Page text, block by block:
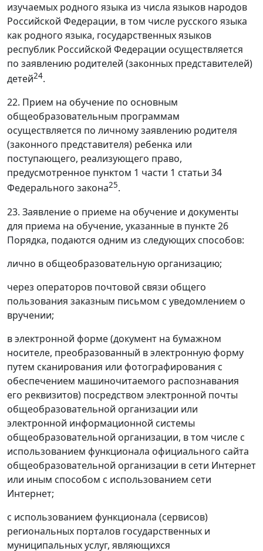
изучаемых родного языка из числа языков народов
Российской Федерации, в том числе русского языка
как родного языка, государственных языков
республик Российской Федерации осуществляется
по заявлению родителей (законных представителей)
детей24.
22. Прием на обучение по основным
общеобразовательным программам
осуществляется по личному заявлению родителя
(законного представителя) ребенка или
поступающего, реализующего право,
предусмотренное пунктом 1 части 1 статьи 34
Федерального закона25.
23. Заявление о приеме на обучение и документы
для приема на обучение, указанные в пункте 26
Порядка, подаются одним из следующих способов:
лично в общеобразовательную организацию;
через операторов почтовой связи общего
пользования заказным письмом с уведомлением о
вручении;
в электронной форме (документ на бумажном
носителе, преобразованный в электронную форму
путем сканирования или фотографирования с
обеспечением машиночитаемого распознавания
его реквизитов) посредством электронной почты
общеобразовательной организации или
электронной информационной системы
общеобразовательной организации, в том числе с
использованием функционала официального сайта
общеобразовательной организации в сети Интернет
или иным способом с использованием сети
Интернет;
с использованием функционала (сервисов)
региональных порталов государственных и
муниципальных услуг, являющихся